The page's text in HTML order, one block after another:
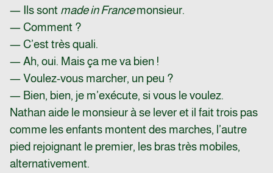
— Ils sont made in Francemonsieur.
— Comment ?
— C’est très quali.
— Ah, oui. Mais ça me va bien !
— Voulez-vous marcher, un peu ?
— Bien, bien, je m’exécute, si vous le voulez.
Nathan aide le monsieur à se lever et il fait trois pas
comme les enfants montent des marches, l’autre
pied rejoignant le premier, les bras très mobiles,
alternativement.